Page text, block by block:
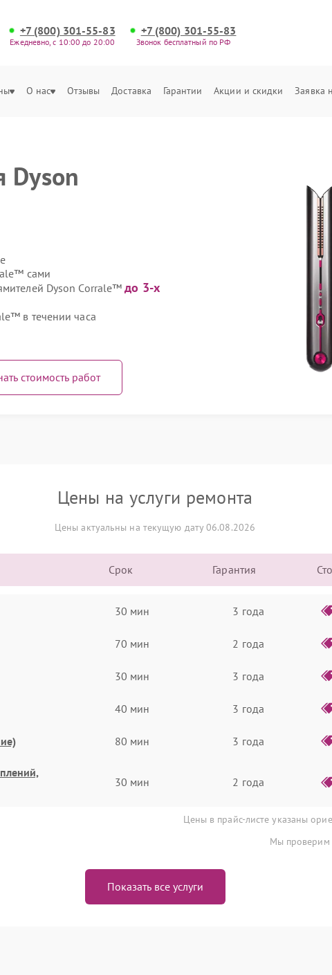
+7 (800) 301-55-83
Ежедневно, с 10:00 до 20:00
+7 (800) 301-55-83
Звонок бесплатный по РФ
О нас Отзывы Доставка Гарантии Акции и скидки Заявка
Dyson
сами
Dyson Corrale™до 3-х
в течении часа
стоимость работ
Цены на услуги ремонта
Цены актуальны на текущую дату 06.08.2026
Срок Гарантия
30 мин 3 года
70 мин 2 года
30 мин 3 года
40 мин 3 года
80 мин 3 года
30 мин 2 года
Цены в прайс-листе указаны
Мы проверим
Показать все услуги